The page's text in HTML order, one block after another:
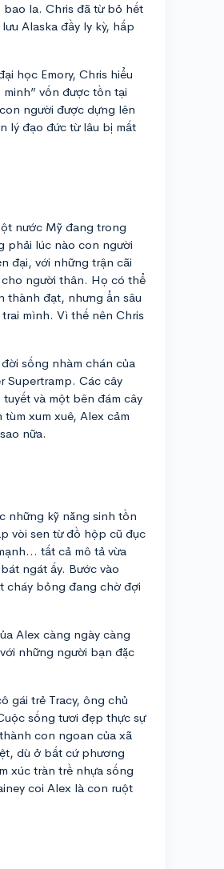
la. Chris đã từ bỏ hết
Alaska đầy ly kỳ, hấp
học Emory, Chris hiểu
minh” vốn được tồn tại
người được dựng lên
lý đạo đức từ lâu bị mất
nước Mỹ đang trong
phải lúc nào con người
đại, với những trận cãi
người thân. Họ có thể
thành đạt, nhưng ẩn sâu
mình. Vì thế nên Chris
sống nhàm chán của
Supertramp. Các cây
và một bên đám cây
xum xuê, Alex cảm
nữa.
những kỹ năng sinh tồn
vòi sen từ đồ hộp cũ đục
tất cả mô tả vừa
ngát ấy. Bước vào
cháy bỏng đang chờ đợi
Alex càng ngày càng
những người bạn đặc
gái trẻ Tracy, ông chủ
sống tươi đẹp thực sự
con ngoan của xã
dù ở bất cứ phương
xúc tràn trề nhựa sống
coi Alex là con ruột